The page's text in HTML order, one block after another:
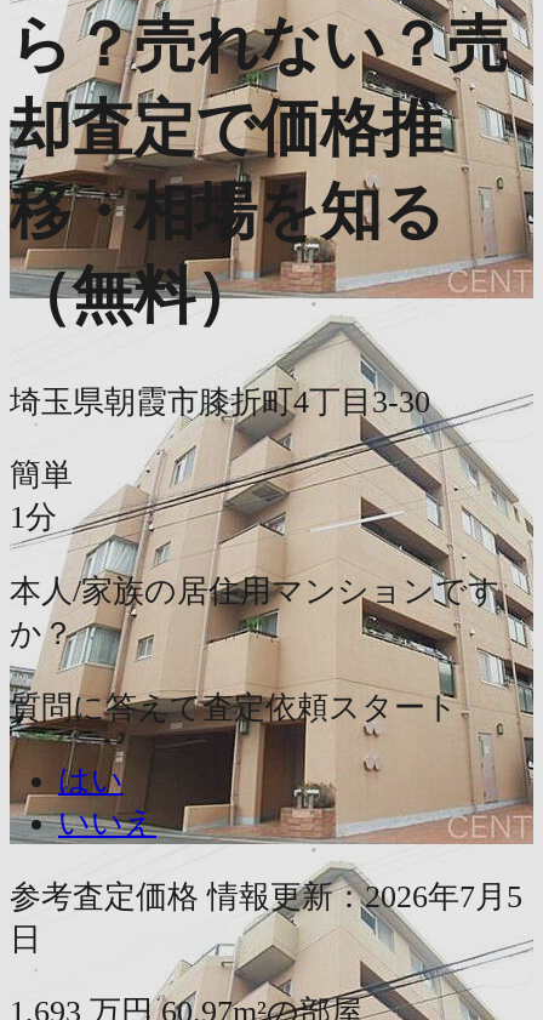
ら？売れない？売
却査定で価格推
移・相場を知る
（無料）
埼玉県朝霞市膝折町4丁目3-30
簡単
1分
本人/家族の居住用マンションです
か？
質問に答えて査定依頼スタート
はい
いいえ
参考査定価格 情報更新：2026年7月5
日
1,693 万円 60.97m²の部屋